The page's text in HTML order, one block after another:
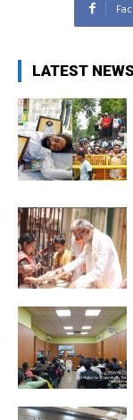
LATEST NEWS